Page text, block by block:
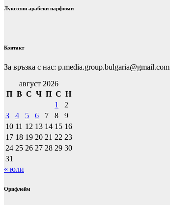
Луксозни арабски парфюми
Контакт
За връзка с нас: p.media.group.bulgaria@gmail.com
август 2026
П В С Ч П С Н
1
2
3
4 5 6 7 8
9
10 11 12 13 14 15 16
17 18 19 20 21 22 23
24 25 26 27 28 29 30
31
« юли
Орифлейм